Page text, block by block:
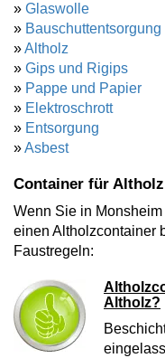
» Glaswolle
» Bauschuttentsorgung
»Altholz
» Gips und Rigips
» Pappe und Papier
» Elektroschrott
» Entsorgung
»Asbest
Container für
Wenn Sie in
einen Altholzcontainer
Faustregeln:
Altholz?